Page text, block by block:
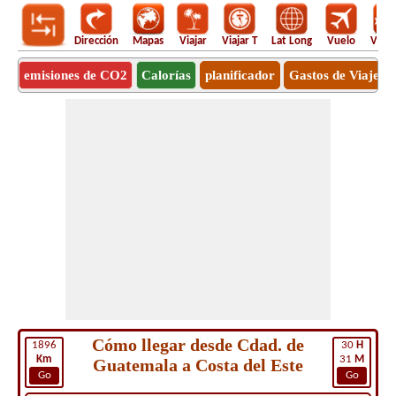
Dirección Mapas Viajar Viajar T Lat Long Vuelo
emisiones de CO2 Calorías planificador Gastos de Viaje
1896
Km
Go
30 H
31 M
Go
Cómo llegar desde Cdad. de
Guatemala a Costa del Este